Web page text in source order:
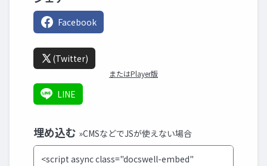
Facebook
(Twitter)
またはPlayer版
LINE
埋め込む »CMSなどでJSが使えない場合